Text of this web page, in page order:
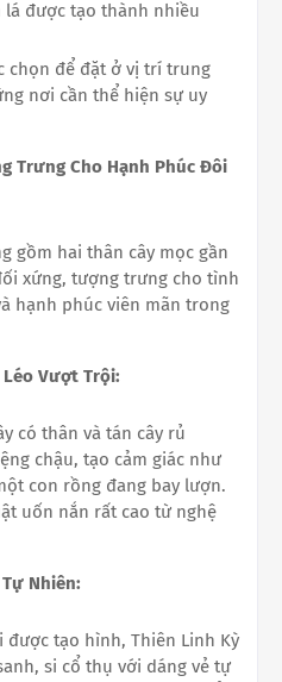
lá được tạo thành nhiều
chọn để đặt ở vị trí trung
nơi cần thể hiện sự uy
Trưng Cho Hạnh Phúc Đôi
gồm hai thân cây mọc gần
xứng, tượng trưng cho tình
hạnh phúc viên mãn trong
Vượt Trội:
có thân và tán cây rủ
chậu, tạo cảm giác như
con rồng đang bay lượn.
uốn nắn rất cao từ nghệ
Nhiên:
được tạo hình, Thiên Linh Kỳ
si cổ thụ với dáng vẻ tự